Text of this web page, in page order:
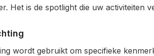
Het is de spotlight die uw activiteiten
wordt gebruikt om specifieke